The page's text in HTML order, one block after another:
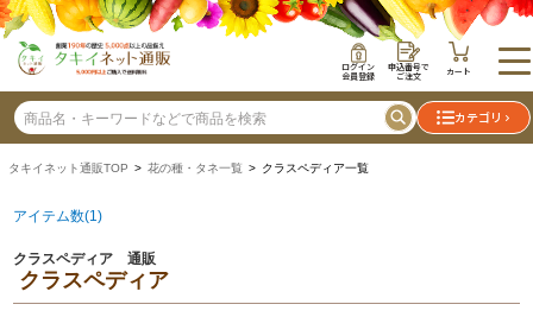
ログイン
会員登録
申込番号で
ご注文 カート
カテゴリ
タキイネット通販TOP > 花の種・タネ一覧 > クラスペディア一覧
アイテム数(1)
クラスペディア 通販
クラスペディア